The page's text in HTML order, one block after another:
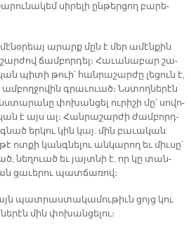
սի­րե­լի ըն­թեր­ցող բա­րե­
ա­րարք մըն է մեր ա­մէն­քին
ճամ­բոր­դել։ Հա­ւա­նա­բար շա­
պի­տի թուի՝ հան­րա­շար­ժը լե­ցուն է,
գրա­ւուած։ Նստող­նե­րէն
նստա­րա­նը փո­խան­ցել ու­րի­շի մը՝ սո­վո­
է այս ալ։ Հան­րա­շար­ժի ժամ­բորդ­
եր­կու կին կայ. մին բա­ւա­կան
ոտ­քի կանգ­նե­լու ան­կա­րող եւ միւ­սը՝
նե­ղուած եւ յայտ­նի է, որ կը տան­
ցա­ւե­րու պատ­ճա­ռով։
պատ­րաս­տա­կա­մու­թիւն ցոյց կու
մին փո­խան­ցե­լու։